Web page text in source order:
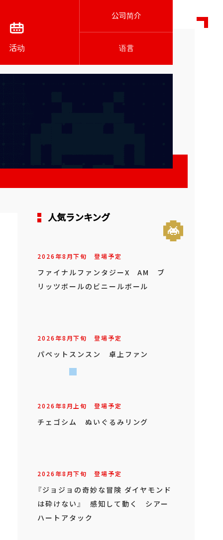
活动
公司简介
语言
人気ランキング
2026年8月下旬 登場予定
ファイナルファンタジーX AM ブ
リッツボールのビニールボール
2026年8月下旬 登場予定
パペットスンスン 卓上ファン
2026年8月上旬 登場予定
チェゴシム ぬいぐるみリング
2026年8月下旬 登場予定
『ジョジョの奇妙な冒険 ダイヤモンド
は砕けない』 感知して動く シアー
ハートアタック